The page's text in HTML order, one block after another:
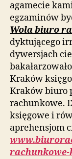
agamecie
egzaminów
Wola biuro
dyktującego
dywersjach
Kraków
Kraków biuro
rachunkowe.
księgowe i
aprehensjom